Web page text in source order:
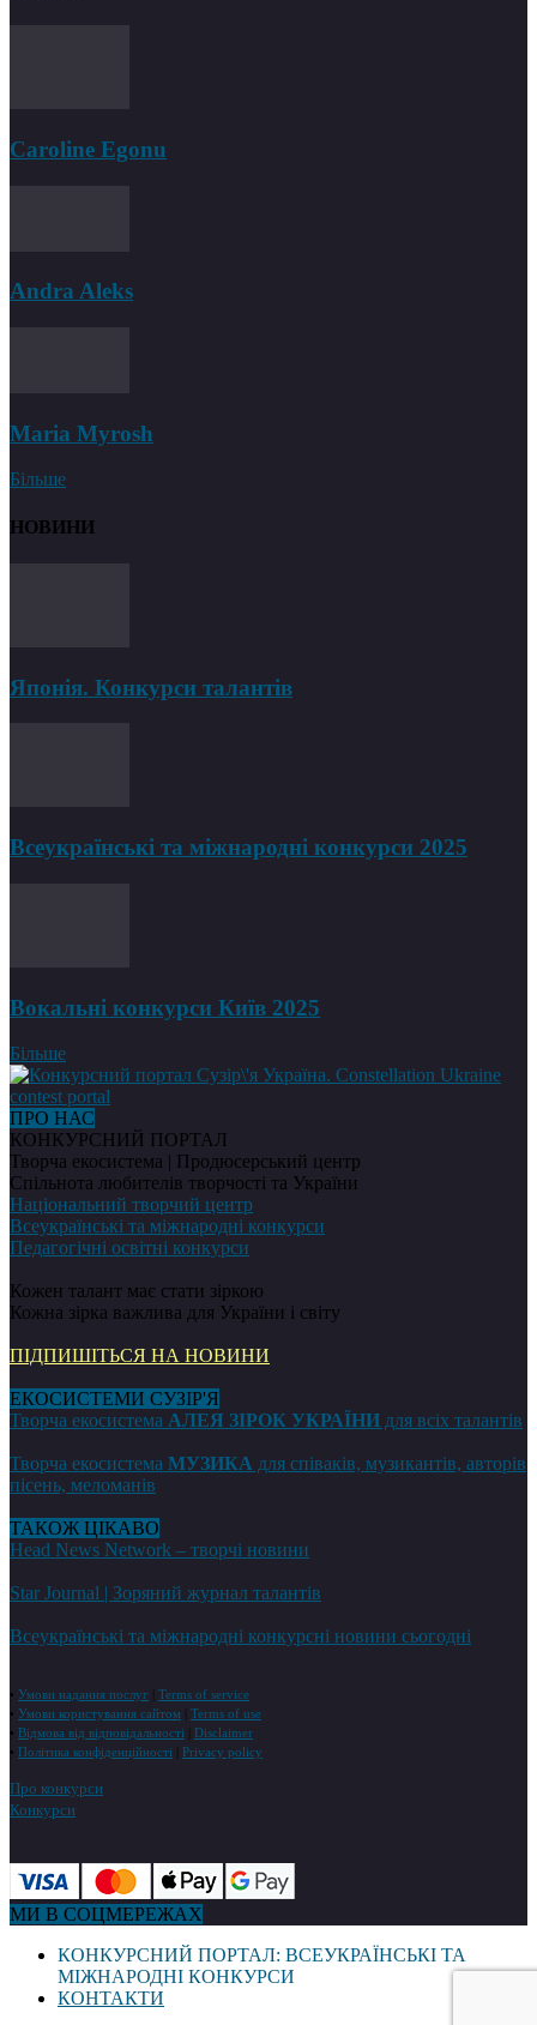
Caroline Egonu
Andra Aleks
Maria Myrosh
Більше
НОВИНИ
Японія. Конкурси талантів
Всеукраїнські та міжнародні конкурси 2025
Вокальні конкурси Київ 2025
Більше
ПРО НАС
КОНКУРСНИЙ ПОРТАЛ
Творча екосистема | Продюсерський центр
Спільнота любителів творчості та України
Національний творчий центр
Всеукраїнські та міжнародні конкурси
Педагогічні освітні конкурси
Кожен талант має стати зіркою
Кожна зірка важлива для України і світу
ПІДПИШІТЬСЯ НА НОВИНИ
ЕКОСИСТЕМИ СУЗІР'Я
Творча екосистема АЛЕЯ ЗІРОК УКРАЇНИ для всіх талантів
Творча екосистема МУЗИКА для співаків, музикантів, авторів
пісень, меломанів
ТАКОЖ ЦІКАВО
Head News Network – творчі новини
Star Journal | Зоряний журнал талантів
Всеукраїнські та міжнародні конкурсні новини сьогодні
• Умови надання послуг
Terms of service
• Умови користування сайтом
Terms of use
• Відмова від відповідальності
Disclaimer
• Політика конфіденційності Privacy policy
Про конкурси
Конкурси
МИ В СОЦМЕРЕЖАХ
КОНКУРСНИЙ ПОРТАЛ: ВСЕУКРАЇНСЬКІ ТА
МІЖНАРОДНІ КОНКУРСИ
КОНТАКТИ